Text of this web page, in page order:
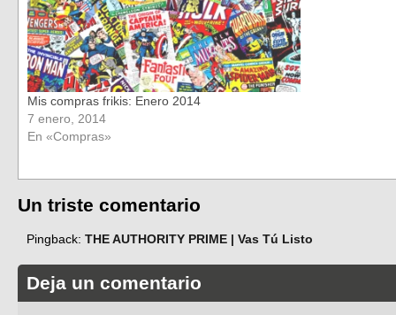
Mis compras frikis: Enero 2014
7 enero, 2014
En «Compras»
Un triste comentario
Pingback: THE AUTHORITY PRIME | Vas Tú Listo
Deja un comentario